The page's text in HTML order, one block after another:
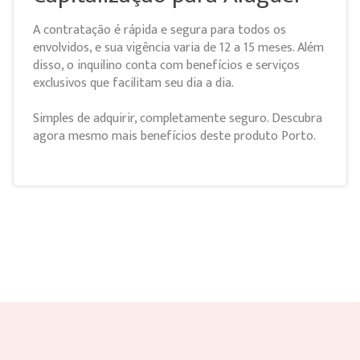
A contratação é rápida e segura para todos os
envolvidos, e sua vigência varia de 12 a 15 meses. Além
disso, o inquilino conta com benefícios e serviços
exclusivos que facilitam seu dia a dia.
Simples de adquirir, completamente seguro. Descubra
agora mesmo mais benefícios deste produto Porto.